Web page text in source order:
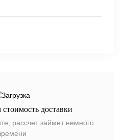
доставки
рассчет займет немного